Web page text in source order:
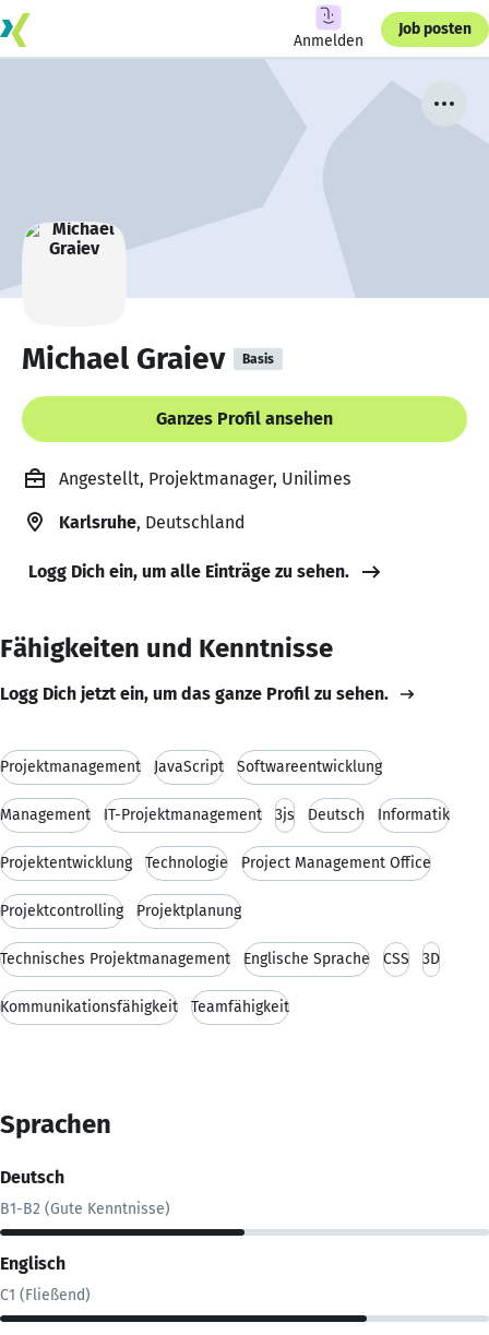
Anmelden
Job posten
Michael Graiev Basis
Ganzes Profil ansehen
Angestellt, Projektmanager, Unilimes
Karlsruhe, Deutschland
Logg Dich ein, um alle Einträge zu sehen.
Fähigkeiten und Kenntnisse
Logg Dich jetzt ein, um das ganze Profil zu sehen.
Projektmanagement JavaScript Softwareentwicklung
Management IT-Projektmanagement 3js Deutsch Informatik
Projektentwicklung Technologie Project Management Office
Projektcontrolling Projektplanung
Technisches Projektmanagement Englische Sprache CSS 3D
Kommunikationsfähigkeit Teamfähigkeit
Sprachen
Deutsch
B1-B2 (Gute Kenntnisse)
Englisch
C1 (Fließend)